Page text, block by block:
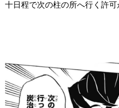
十日程で次の柱の所へ行く許可